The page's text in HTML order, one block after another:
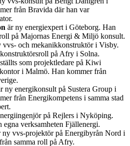
från Bravida där han var
är ny energiexpert i Göteborg. Han
på Majornas Energi & Miljö konsult.
vvs- och mekanikkonstruktör i Visby.
på Afry i Solna.
som projektledare på Kiwi
i Malmö. Han kommer från
ny energikonsult på Sustera Group i
från Energikompetens i samma stad
på Rejlers i Nyköping.
verksamheten Fjällenergi.
ny vvs-projektör på Energibyrån Nord i
samma roll på Afry.